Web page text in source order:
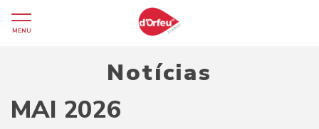
MENU
Notícias
MAI 2026